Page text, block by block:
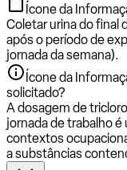
Ícone da
Coletar urina do final
após o período de
jornada da semana).
Ícone da
solicitado?
A dosagem de
jornada de trabalho
contextos
a substâncias